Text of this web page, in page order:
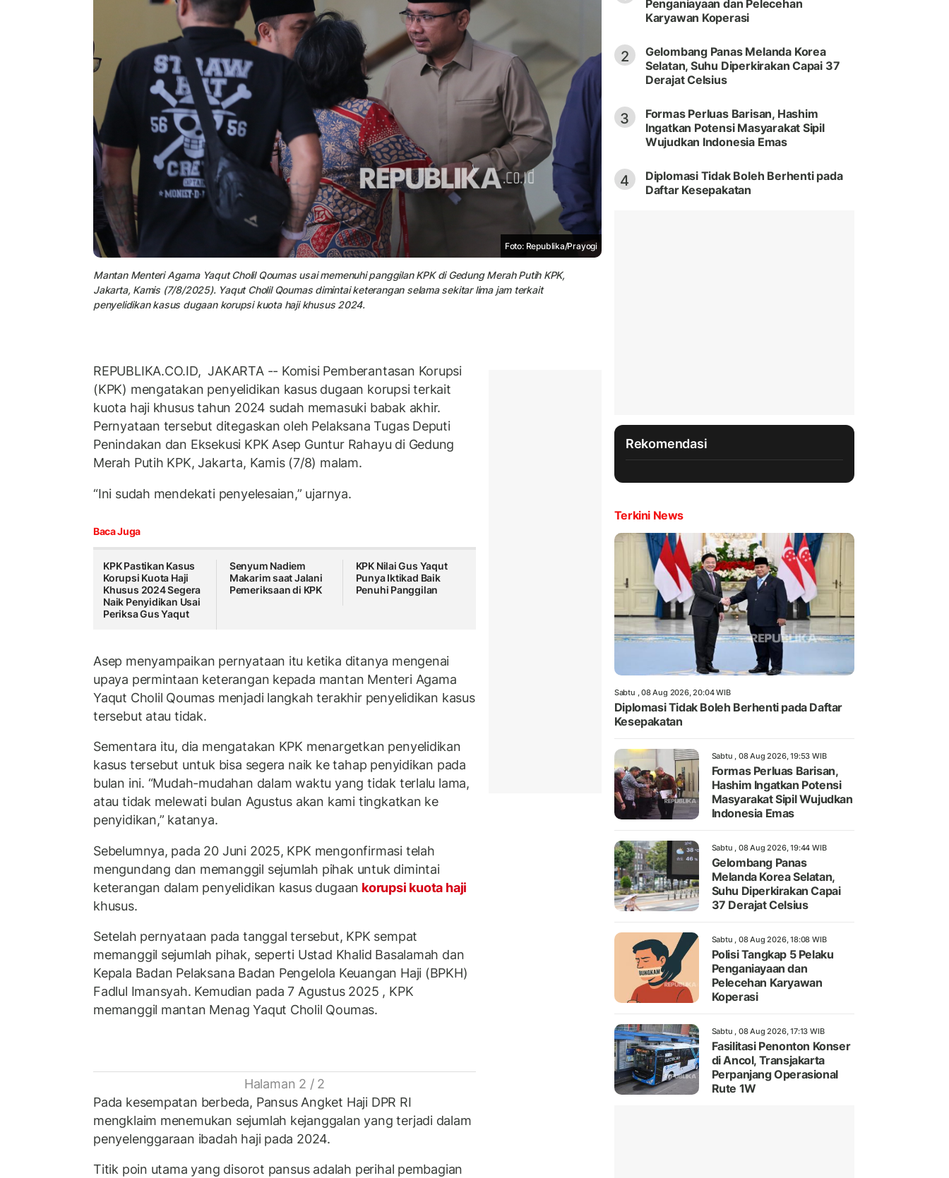
Foto: Republika/Prayogi
Mantan Menteri Agama Yaqut Cholil Qoumas usai memenuhi panggilan KPK di Gedung Merah Putih KPK,
Jakarta, Kamis (7/8/2025). Yaqut Cholil Qoumas dimintai keterangan selama sekitar lima jam terkait
penyelidikan kasus dugaan korupsi kuota haji khusus 2024.
REPUBLIKA.CO.ID, JAKARTA -- Komisi Pemberantasan Korupsi
(KPK) mengatakan penyelidikan kasus dugaan korupsi terkait
kuota haji khusus tahun 2024 sudah memasuki babak akhir.
Pernyataan tersebut ditegaskan oleh Pelaksana Tugas Deputi
Penindakan dan Eksekusi KPK Asep Guntur Rahayu di Gedung
Merah Putih KPK, Jakarta, Kamis (7/8) malam.
“Ini sudah mendekati penyelesaian,” ujarnya.
Baca Juga
KPK Pastikan Kasus
Korupsi Kuota Haji
Khusus 2024 Segera
Naik Penyidikan Usai
Periksa Gus Yaqut
Senyum Nadiem
Makarim saat Jalani
Pemeriksaan di KPK
KPK Nilai Gus Yaqut
Punya Iktikad Baik
Penuhi Panggilan
Asep menyampaikan pernyataan itu ketika ditanya mengenai
upaya permintaan keterangan kepada mantan Menteri Agama
Yaqut Cholil Qoumas menjadi langkah terakhir penyelidikan kasus
tersebut atau tidak.
Sementara itu, dia mengatakan KPK menargetkan penyelidikan
kasus tersebut untuk bisa segera naik ke tahap penyidikan pada
bulan ini. “Mudah-mudahan dalam waktu yang tidak terlalu lama,
atau tidak melewati bulan Agustus akan kami tingkatkan ke
penyidikan,” katanya.
Sebelumnya, pada 20 Juni 2025, KPK mengonfirmasi telah
mengundang dan memanggil sejumlah pihak untuk dimintai
keterangan dalam penyelidikan kasus dugaan korupsi kuota haji
khusus.
Setelah pernyataan pada tanggal tersebut, KPK sempat
memanggil sejumlah pihak, seperti Ustad Khalid Basalamah dan
Kepala Badan Pelaksana Badan Pengelola Keuangan Haji (BPKH)
Fadlul Imansyah. Kemudian pada 7 Agustus 2025 , KPK
memanggil mantan Menag Yaqut Cholil Qoumas.
Halaman 2 / 2
Pada kesempatan berbeda, Pansus Angket Haji DPR RI
mengklaim menemukan sejumlah kejanggalan yang terjadi dalam
penyelenggaraan ibadah haji pada 2024.
Titik poin utama yang disorot pansus adalah perihal pembagian
Penganiayaan dan Pelecehan
Karyawan Koperasi
2
Gelombang Panas Melanda Korea
Selatan, Suhu Diperkirakan Capai 37
Derajat Celsius
3
Formas Perluas Barisan, Hashim
Ingatkan Potensi Masyarakat Sipil
Wujudkan Indonesia Emas
4
Diplomasi Tidak Boleh Berhenti pada
Daftar Kesepakatan
Rekomendasi
Terkini News
Sabtu , 08 Aug 2026, 20:04 WIB
Diplomasi Tidak Boleh Berhenti pada Daftar
Kesepakatan
Sabtu , 08 Aug 2026, 19:53 WIB
Formas Perluas Barisan,
Hashim Ingatkan Potensi
Masyarakat Sipil Wujudkan
Indonesia Emas
Sabtu , 08 Aug 2026, 19:44 WIB
Gelombang Panas
Melanda Korea Selatan,
Suhu Diperkirakan Capai
37 Derajat Celsius
Sabtu , 08 Aug 2026, 18:08 WIB
Polisi Tangkap 5 Pelaku
Penganiayaan dan
Pelecehan Karyawan
Koperasi
Sabtu , 08 Aug 2026, 17:13 WIB
Fasilitasi Penonton Konser
di Ancol, Transjakarta
Perpanjang Operasional
Rute 1W